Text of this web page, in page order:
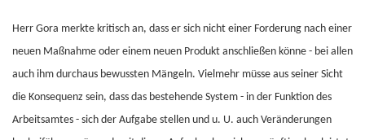
Herr Gora merkte kritisch an, dass er sich nicht einer Forderung nach einer
neuen Maßnahme oder einem neuen Produkt anschließen könne - bei allen
auch ihm durchaus bewussten Mängeln. Vielmehr müsse aus seiner Sicht
die Konsequenz sein, dass das bestehende System - in der Funktion des
Arbeitsamtes - sich der Aufgabe stellen und u. U. auch Veränderungen